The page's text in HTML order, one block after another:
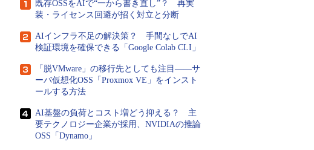
既存OSSをAIで“一から書き直し”？ 再実
装・ライセンス回避が招く対立と分断
AIインフラ不足の解決策？ 手間なしでAI
検証環境を確保できる「Google Colab CLI」
「脱VMware」の移行先としても注目――サ
ーバ仮想化OSS「Proxmox VE」をインスト
ールする方法
AI基盤の負荷とコスト増どう抑える？ 主
要テクノロジー企業が採用、NVIDIAの推論
OSS「Dynamo」